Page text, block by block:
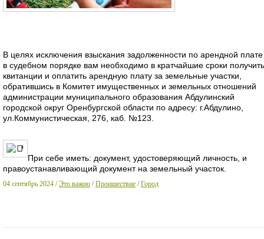
В целях исключения взыскания задолженности по арендной плате
в судебном порядке вам необходимо в кратчайшие сроки получить
квитанции и оплатить арендную плату за земельные участки,
обратившись в Комитет имущественных и земельных отношений
администрации муниципального образования Абдулинский
городской округ Оренбургской области по адресу: г.Абдулино,
ул.Коммунистическая, 276, каб. №123.
При себе иметь: документ, удостоверяющий личность, и
правоустанавливающий документ на земельный участок.
04 сентябрь 2024 / Это важно /Проишествие /Город